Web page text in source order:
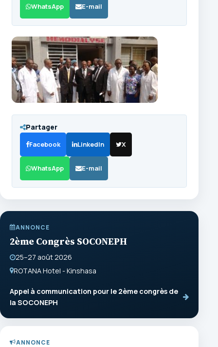
WhatsApp E-mail
Partager
Facebook LinkedIn X
WhatsApp E-mail
ANNONCE
2ème Congrès SOCONEPH
25–27 août 2026
ROTANA Hotel - Kinshasa
Appel à communication pour le 2ème congrès de
la SOCONEPH
ANNONCE